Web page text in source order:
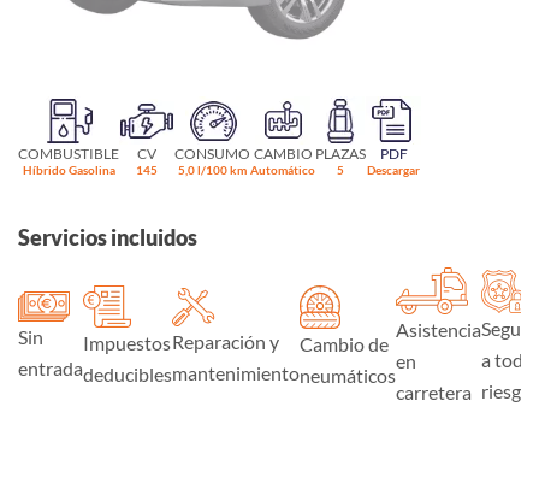
COMBUSTIBLE
Híbrido Gasolina
CV
145
CONSUMO
5,0 l/100 km
CAMBIO
Automático
PLAZAS
5
PDF
Descargar
Servicios incluidos
Sin
entrada
Impuestos
deducibles
Reparación y
mantenimiento
Cambio de
neumáticos
Asistencia
en
carretera
Seguro
a todo
riesgo